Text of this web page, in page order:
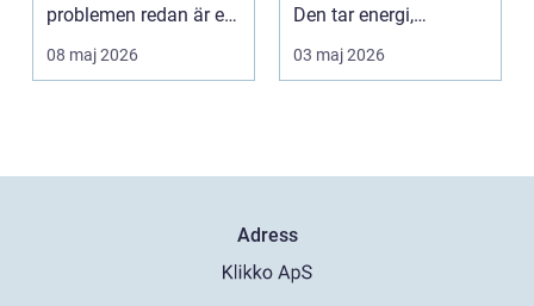
problemen redan är ett
faktum. Det handlar ...
08 maj 2026
Den tar energi,
koncentration och
03 maj 2026
Adress